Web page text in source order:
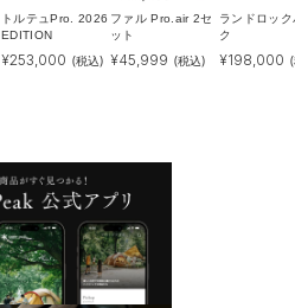
トルテュPro. 2026
EDITION
¥253,000 (税込)
ファル Pro.air 2セ
ット
¥45,999 (税込)
ランドロック
ク
¥198,000